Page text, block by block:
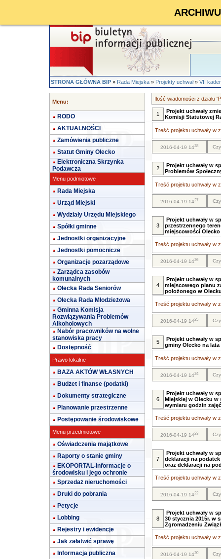
STRONA GŁÓWNA BIP»Rada Miejska»Projekty uchwał»VII
Menu:
RODO
AKTUALNOŚCI
Zamówienia publiczne
Statut Gminy Olecko
Elektroniczna Skrzynka
Podawcza
Menu podmiotowe
Rada Miejska
Urząd Miejski
Wydziały Urzędu Miejskiego
Spółki gminne
Jednostki organizacyjne
Jednostki pomocnicze
Organizacje pozarządowe
Zarządca zasobów
komunalnych
Olecka Rada Seniorów
Olecka Rada Młodzieżowa
Gminna Komisja
Rozwiązywania Problemów
Alkoholowych
Nabór pracowników na wolne
stanowiska pracy
Dostępność
Prawo lokalne
BAZA AKTÓW WŁASNYCH
Budżet i finanse (podatki)
Dokumenty strategiczne
Planowanie przestrzenne
Postępowanie środowiskowe
Menu przedmiotowe
Oświadczenia majątkowe
Raporty o stanie gminy
EKOPORTAL-Informacje o
środowisku i jego ochronie
Sprzedaż nieruchomości
Druki do pobrania
Petycje
Lobbing
Rejestry i ewidencje
Jak załatwić sprawę
Informacja publiczna
Ilość wiadomości z działu
1
Projekt uchwały
Komisji Statutowej
Treść projektu uchwały w
2016-04-19 1428
2
Projekt uchwały w
Problemów
Treść projektu uchwały w
2016-04-19 1427
3
Projekt uchwały w
przestrzennego
miejscowości Olecko
Treść projektu uchwały w
2016-04-19 1426
4
Projekt uchwały w
miejscowego planu
położonego w
Treść projektu uchwały w
2016-04-19 1425
5
Projekt uchwały w
gminy Olecko na lata
Treść projektu uchwały w
2016-04-19 1424
6
Projekt uchwały w
Miejskiej w Olecku
wymiaru godzin
Treść projektu uchwały w
2016-04-19 1423
7
Projekt uchwały w
deklaracji na
oraz deklaracji na
Treść projektu uchwały w
2016-04-19 1422
8
Projekt uchwały w
30 stycznia 2015r. w
Zgromadzeniu
Treść projektu uchwały w
2016-04-19 1420